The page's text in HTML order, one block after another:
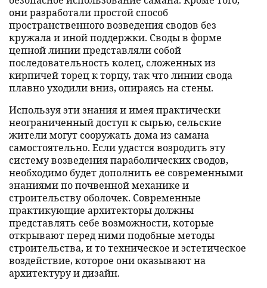
они разработали простой способ
пространственного возведения сводов без
кружала и иной поддержки. Своды в форме
цепной линии представляли собой
последовательность колец, сложенных из
кирпичей торец к торцу, так что линии свода
плавно уходили вниз, опираясь на стены.
Используя эти знания и имея практически
неограниченный доступ к сырью, сельские
жители могут сооружать дома из самана
самостоятельно. Если удастся возродить эту
систему возведения параболических сводов,
необходимо будет дополнить её современными
знаниями по почвенной механике и
строительству оболочек. Современные
практикующие архитекторы должны
представлять себе возможности, которые
открывают перед ними подобные методы
строительства, и то техническое и эстетическое
воздействие, которое они оказывают на
архитектуру и дизайн.